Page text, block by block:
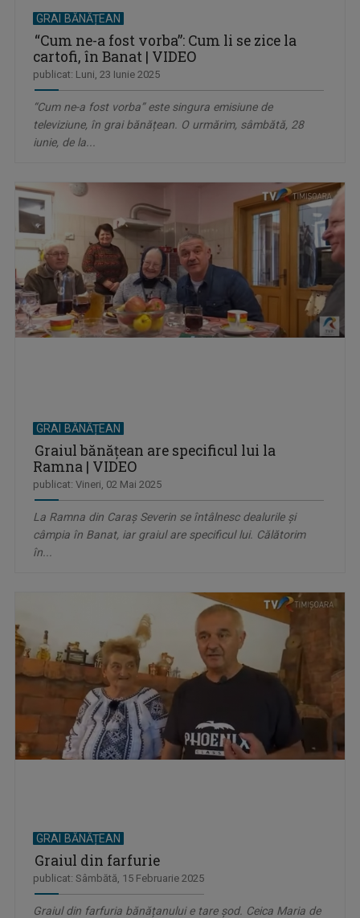
GRAI BĂNĂȚEAN
“Cum ne-a fost vorba”: Cum li se zice la
cartofi, în Banat | VIDEO
publicat: Luni, 23 Iunie 2025
“Cum ne-a fost vorba” este singura emisiune de
televiziune, în grai bănățean. O urmărim, sâmbătă, 28
iunie, de la...
GRAI BĂNĂȚEAN
Graiul bănățean are specificul lui la
Ramna | VIDEO
publicat: Vineri, 02 Mai 2025
La Ramna din Caraș Severin se întâlnesc dealurile și
câmpia în Banat, iar graiul are specificul lui. Călătorim
în...
GRAI BĂNĂȚEAN
Graiul din farfurie
publicat: Sâmbătă, 15 Februarie 2025
Graiul din farfuria bănățanului e tare șod. Ceica Maria de